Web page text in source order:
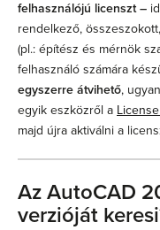
felhasználójú licenszt –
rendelkező,
(pl.: építész és mérnök
felhasználó számára
egyszerre átvihető,
egyik eszközről a
majd újra aktiválni a
Az AutoCAD
verzióját